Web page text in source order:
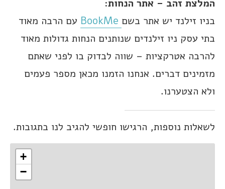
המלצת זהב – אתר הנחות:
בניו זילנד יש אתר בשם
עם הרבה מאוד
בתי עסק ניו זילנדים שנותנים הנחות גדולות מאוד
להרבה אטרקציות – שווה לבדוק בו לפני שאתם
מזמינים דברים. אנחנו הזמנו מכאן מספר פעמים
ולא הצטערנו.
לשאלות נוספות, הרגישו חופשי להגיב לנו בתגובות.
+
−